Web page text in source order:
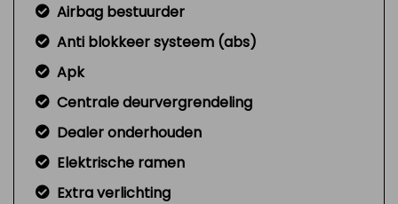
Airbag bestuurder
Anti blokkeer systeem (abs)
Apk
Centrale deurvergrendeling
Dealer onderhouden
Elektrische ramen
Extra verlichting